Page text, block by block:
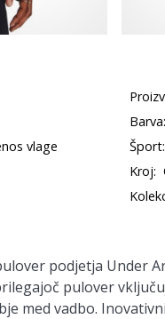
Barva:
vlage Šport:
Kroj:
podjetja Under
pulover
med vadbo.